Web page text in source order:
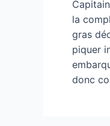
la
gras
piquer
donc